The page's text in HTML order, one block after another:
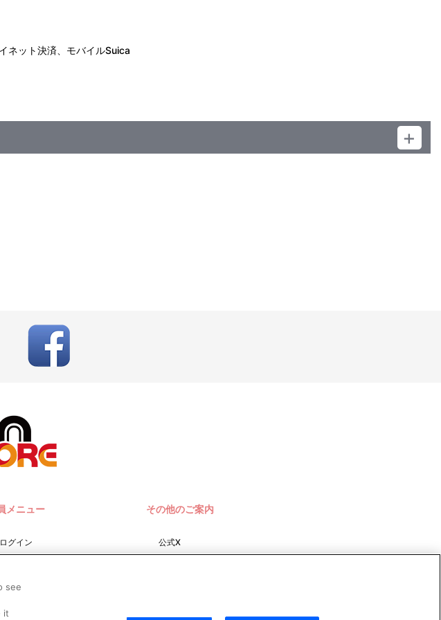
ネット決済、モバイルSuica
メニュー
ログイン
規会員登録
その他のご案内
公式X
see
it